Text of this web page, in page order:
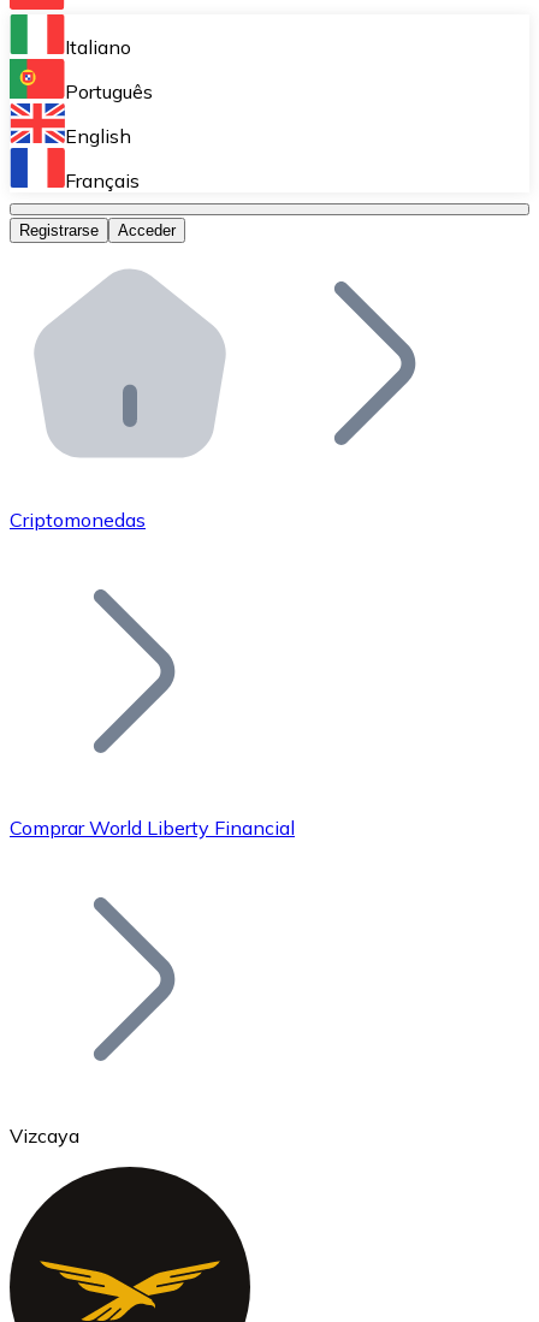
Bitnovo Ramp
Integra nuestra solución en tu plataforma.
Bitnovo Giftcards
Bitnovo OTC
Bitnovo ATM
Integra un ATM Bitnovo en tu negocio y permite que
Bitnovo API
Integra nuestra API en tu ecosistema.
Únete a nuestra red de distribuidores.
Añade tu proyecto a nuestro ecosistema.
Bitcoin
Ethereum
ETH
Italiano
Português
English
Français
Registrarse Acceder
Criptomonedas
Comprar World Liberty Financial
Vizcaya